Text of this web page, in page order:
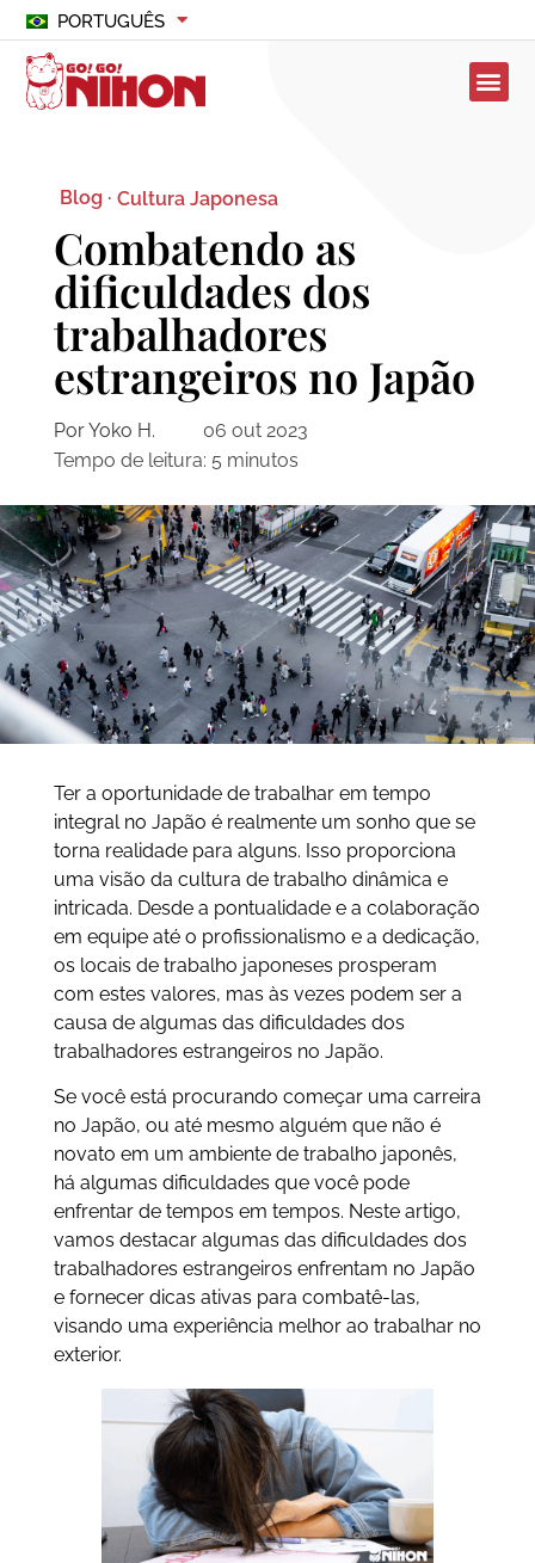
PORTUGUÊS
Blog · Cultura Japonesa
Combatendo as
dificuldades dos
trabalhadores
estrangeiros no Japão
Por Yoko H.
06 out 2023
Tempo de leitura: 5 minutos
Ter a oportunidade de trabalhar em tempo
integral no Japão é realmente um sonho que se
torna realidade para alguns. Isso proporciona
uma visão da cultura de trabalho dinâmica e
intricada. Desde a pontualidade e a colaboração
em equipe até o profissionalismo e a dedicação,
os locais de trabalho japoneses prosperam
com estes valores, mas às vezes podem ser a
causa de algumas das dificuldades dos
trabalhadores estrangeiros no Japão.
Se você está procurando começar uma carreira
no Japão, ou até mesmo alguém que não é
novato em um ambiente de trabalho japonês,
há algumas dificuldades que você pode
enfrentar de tempos em tempos. Neste artigo,
vamos destacar algumas das dificuldades dos
trabalhadores estrangeiros enfrentam no Japão
e fornecer dicas ativas para combatê-las,
visando uma experiência melhor ao trabalhar no
exterior.